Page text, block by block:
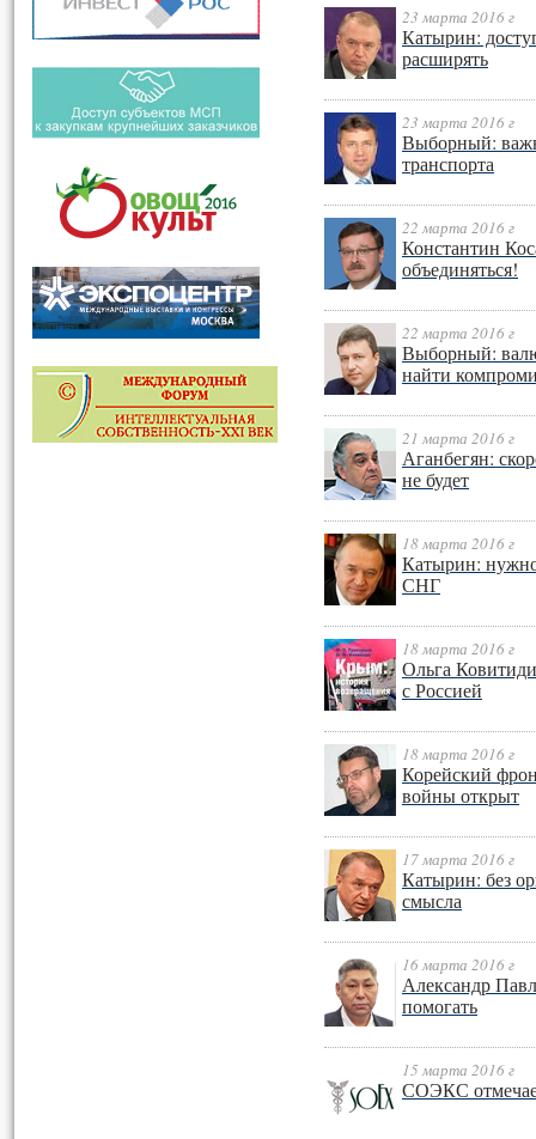
23 марта 2016 г
Катырин:
расширять
23 марта 2016 г
Выборный:
транспорта
22 марта 2016 г
Константин
объединяться!
22 марта 2016 г
Выборный:
найти
21 марта 2016 г
Аганбегян:
не будет
18 марта 2016 г
Катырин:
СНГ
18 марта 2016 г
Ольга
с Россией
18 марта 2016 г
Корейский
войны открыт
17 марта 2016 г
Катырин: без
смысла
16 марта 2016 г
Александр
помогать
15 марта 2016 г
СОЭКС